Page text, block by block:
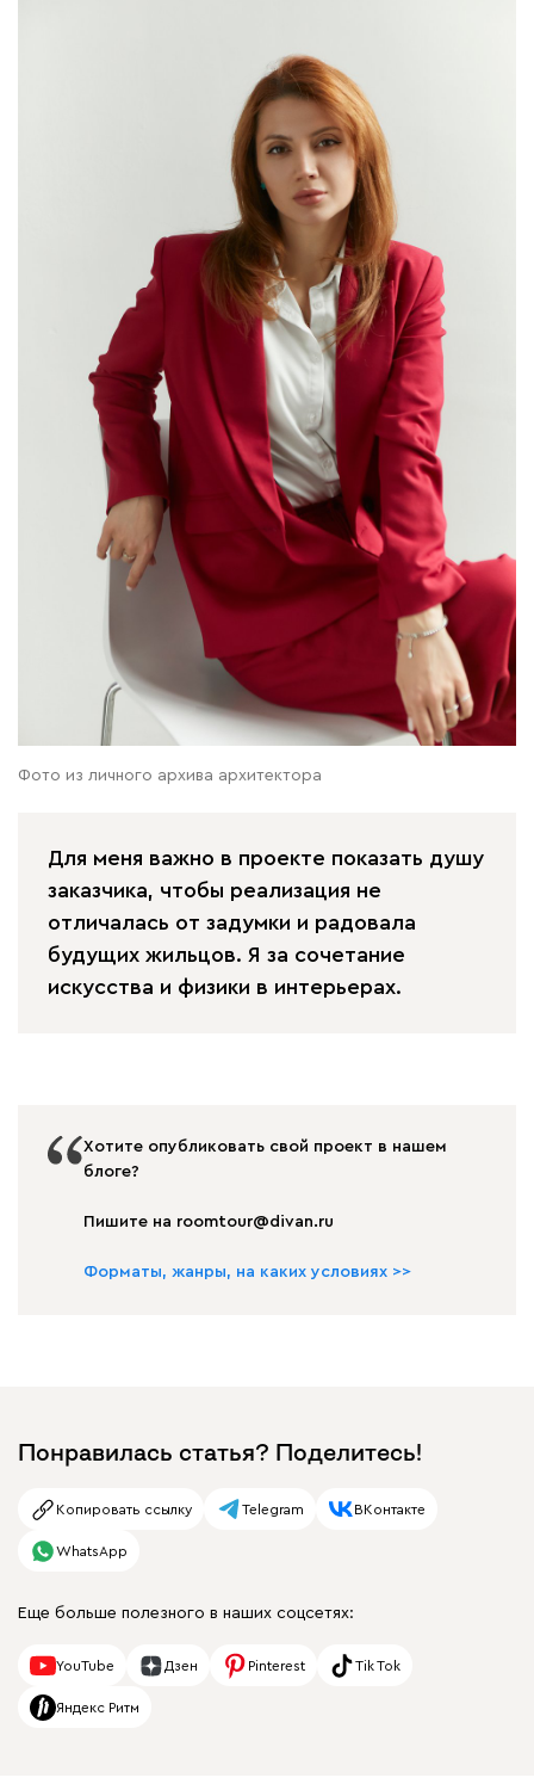
Фото из личного архива архитектора
Для меня важно в проекте показать душу
заказчика, чтобы реализация не
отличалась от задумки и радовала
будущих жильцов. Я за сочетание
искусства и физики в интерьерах.
Хотите опубликовать свой проект в нашем
блоге?
Пишите на roomtour@divan.ru
Форматы, жанры, на каких условиях >>
Понравилась статья? Поделитесь!
Копировать ссылку Telegram ВКонтакте
WhatsApp
Еще больше полезного в наших соцсетях:
YouTube Дзен Pinterest Tik Tok
Яндекс Ритм